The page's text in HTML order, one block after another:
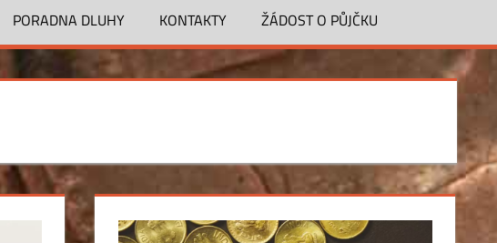
PORADNA DLUHY KONTAKTY ŽÁDOST O PŮJČKU